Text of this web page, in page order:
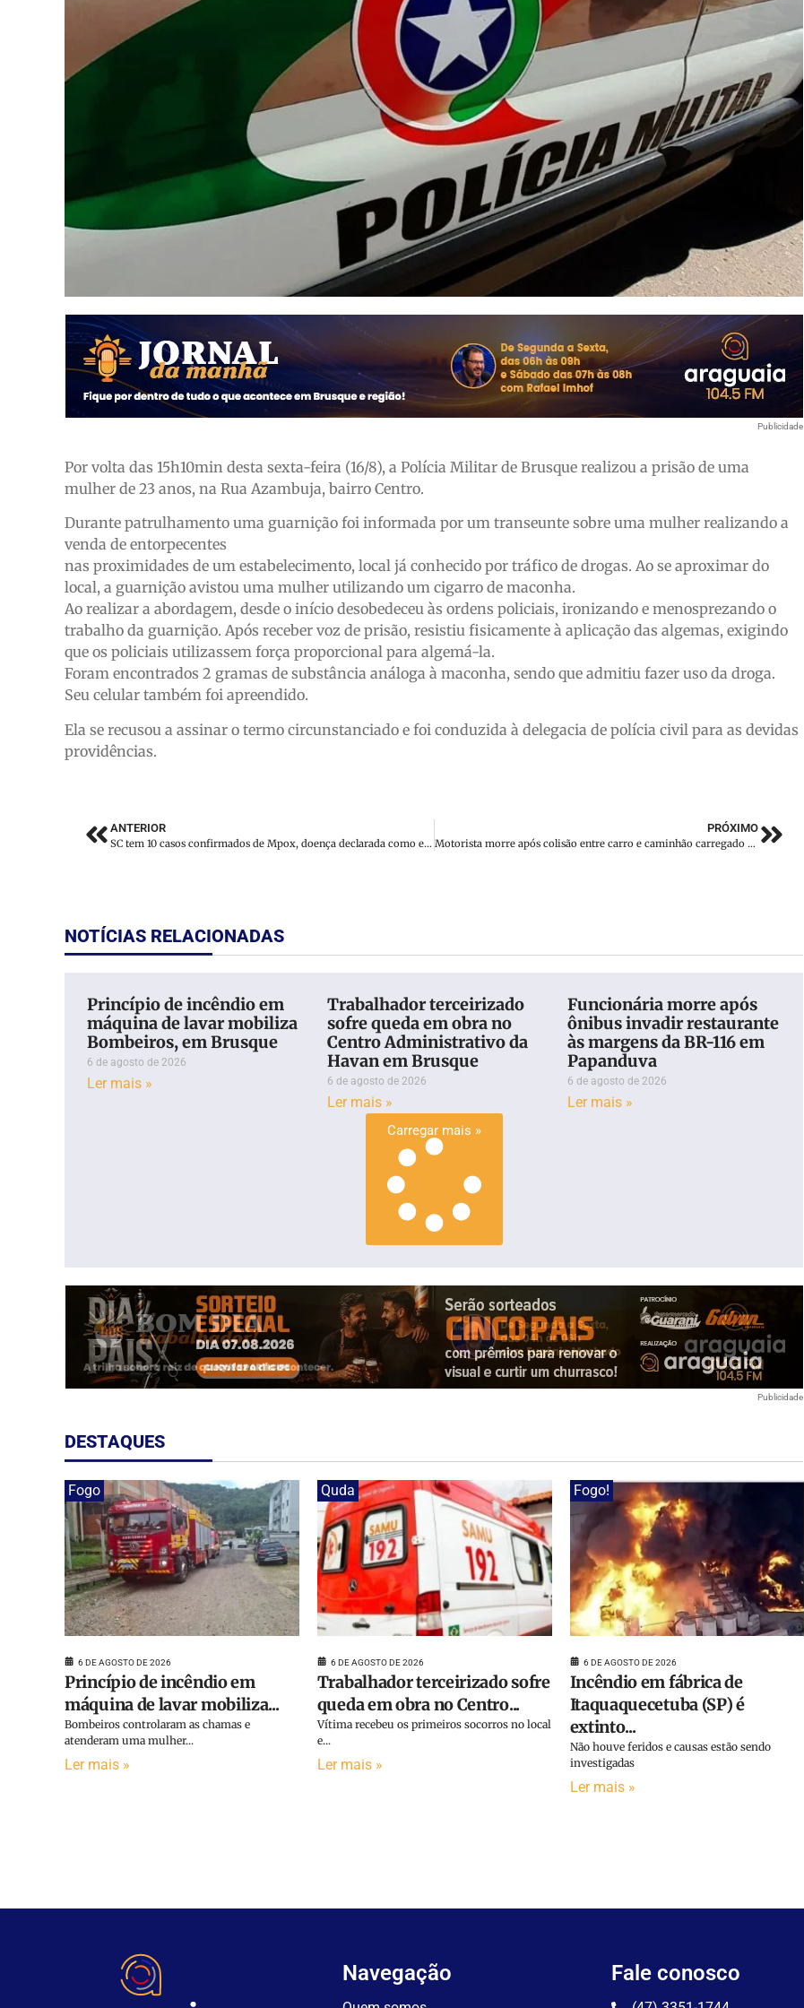
Publicidade
Por volta das 15h10min desta sexta-feira (16/8), a Polícia Militar de Brusque realizou a prisão de uma
mulher de 23 anos, na Rua Azambuja, bairro Centro.
Durante patrulhamento uma guarnição foi informada por um transeunte sobre uma mulher realizando a
venda de entorpecentes
nas proximidades de um estabelecimento, local já conhecido por tráfico de drogas. Ao se aproximar do
local, a guarnição avistou uma mulher utilizando um cigarro de maconha.
Ao realizar a abordagem, desde o início desobedeceu às ordens policiais, ironizando e menosprezando o
trabalho da guarnição. Após receber voz de prisão, resistiu fisicamente à aplicação das algemas, exigindo
que os policiais utilizassem força proporcional para algemá-la.
Foram encontrados 2 gramas de substância análoga à maconha, sendo que admitiu fazer uso da droga.
Seu celular também foi apreendido.
Ela se recusou a assinar o termo circunstanciado e foi conduzida à delegacia de polícia civil para as devidas
providências.
ANTERIOR
SC tem 10 casos confirmados de Mpox, doença declarada como emergência sanitária global pela OMS
PRÓXIMO
Motorista morre após colisão entre carro e caminhão carregado de madeira na SC-477
NOTÍCIAS RELACIONADAS
Princípio de incêndio em
máquina de lavar mobiliza
Bombeiros, em Brusque
6 de agosto de 2026
Ler mais »
Trabalhador terceirizado
sofre queda em obra no
Centro Administrativo da
Havan em Brusque
6 de agosto de 2026
Ler mais »
Funcionária morre após
ônibus invadir restaurante
às margens da BR-116 em
Papanduva
6 de agosto de 2026
Ler mais »
Carregar mais »
Publicidade
DESTAQUES
Fogo
6 DE AGOSTO DE 2026
Princípio de incêndio em
máquina de lavar mobiliza...
Bombeiros controlaram as chamas e
atenderam uma mulher...
Ler mais »
Quda
6 DE AGOSTO DE 2026
Trabalhador terceirizado sofre
queda em obra no Centro...
Vítima recebeu os primeiros socorros no local
e...
Ler mais »
Fogo!
6 DE AGOSTO DE 2026
Incêndio em fábrica de
Itaquaquecetuba (SP) é
extinto...
Não houve feridos e causas estão sendo
investigadas
Ler mais »
Navegação Fale conosco